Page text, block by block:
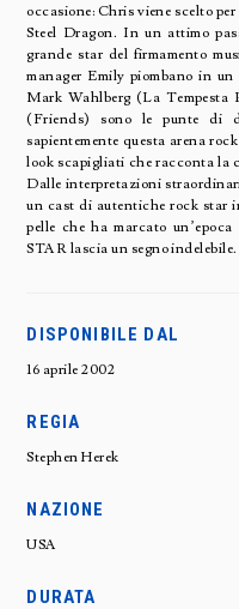
occasione: Chris viene scelto
Steel Dragon. In un attimo
grande star del firmamento
manager Emily piombano in
Mark Wahlberg (La Tempesta
(Friends) sono le punte di
sapientemente questa arena
look scapigliati che racconta la
Dalle interpretazioni
un cast di autentiche rock star
pelle che ha marcato
STAR lascia un segno indelebile.
DISPONIBILE DAL
16 aprile 2002
REGIA
Stephen Herek
NAZIONE
USA
DURATA